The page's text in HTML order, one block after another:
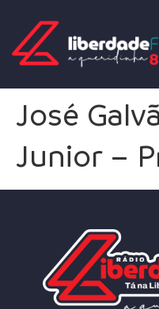
José
Junior –